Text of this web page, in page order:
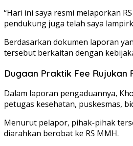
“Hari ini saya resmi melaporkan
pendukung juga telah saya
Berdasarkan dokumen laporan
tersebut berkaitan dengan
Dugaan Praktik Fee Rujukan
Dalam laporan pengaduannya,
petugas kesehatan, puskesmas,
Menurut pelapor, pihak-pihak
diarahkan berobat ke RS MMH.